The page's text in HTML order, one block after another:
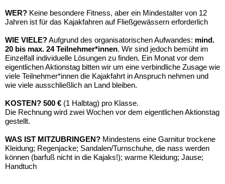
WER? Keine besondere Fitness, aber ein Mindestalter von 12
Jahren ist für das Kajakfahren auf Fließgewässern erforderlich
WIE VIELE?Aufgrund des organisatorischen Aufwandes: mind.
20 bis max. 24 Teilnehmer*innen. Wir sind jedoch bemüht im
Einzelfall individuelle Lösungen zu finden. Ein Monat vor dem
eigentlichen Aktionstag bitten wir um eine verbindliche Zusage wie
viele Teilnehmer*innen die Kajakfahrt in Anspruch nehmen und
wie viele ausschließlich an Land bleiben.
KOSTEN? 500 € (1 Halbtag) pro Klasse.
Die Rechnung wird zwei Wochen vor dem eigentlichen Aktionstag
gestellt.
WAS IST MITZUBRINGEN? Mindestens eine Garnitur trockene
Kleidung; Regenjacke; Sandalen/Turnschuhe, die nass werden
können (barfuß nicht in die Kajaks!); warme Kleidung; Jause;
Handtuch